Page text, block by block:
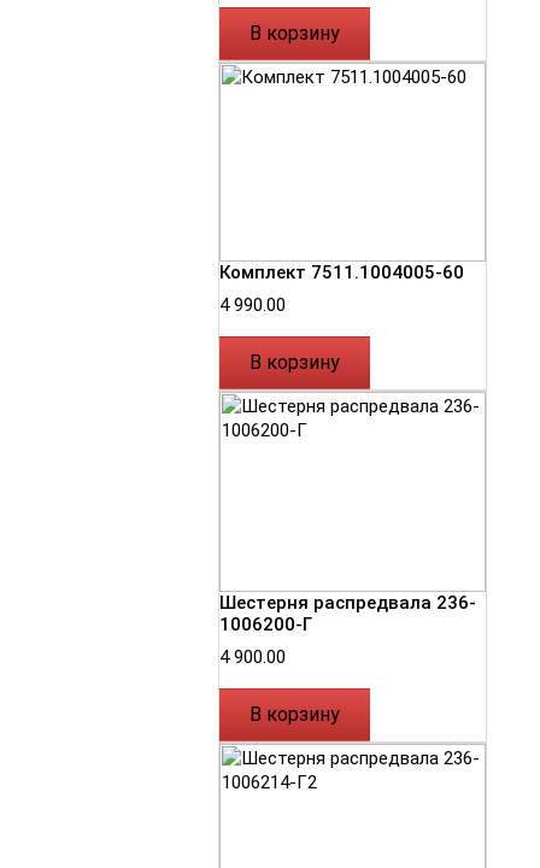
В корзину
Комплект 7511.1004005-60
4 990.00
В корзину
Шестерня распредвала 236-
1006200-Г
4 900.00
В корзину